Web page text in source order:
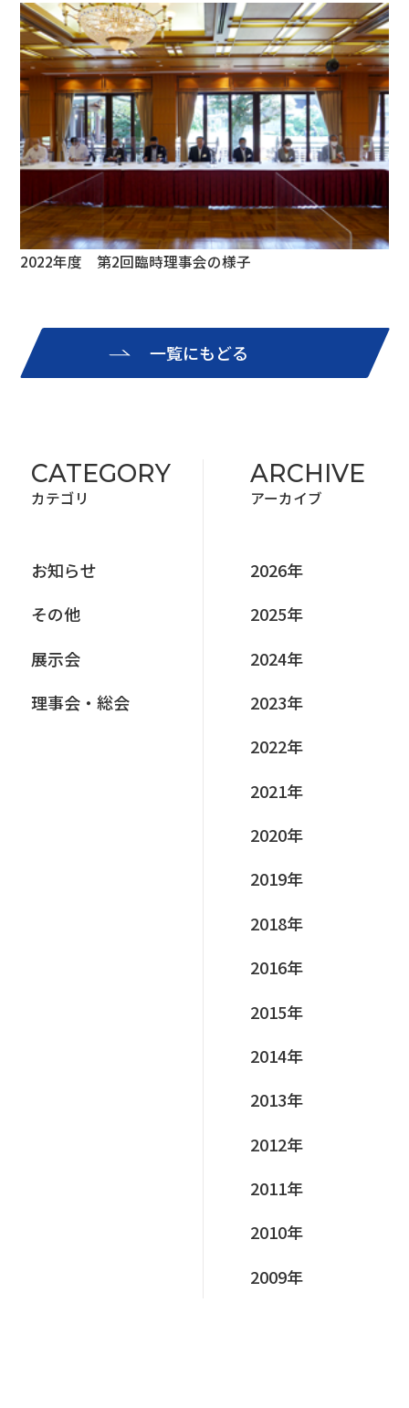
2022年度 第2回臨時理事会の様子
一覧にもどる
CATEGORY
カテゴリ
お知らせ
その他
展⽰会
理事会‧総会
ARCHIVE
アーカイブ
2026年
2025年
2024年
2023年
2022年
2021年
2020年
2019年
2018年
2016年
2015年
2014年
2013年
2012年
2011年
2010年
2009年